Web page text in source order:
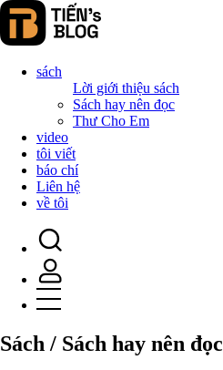
sách
Lời giới thiệu sách
Sách hay nên đọc
Thư Cho Em
video
tôi viết
báo chí
Liên hệ
về tôi
Sách / Sách hay nên đọc